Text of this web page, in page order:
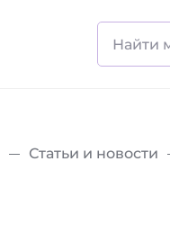
Статьи и новости